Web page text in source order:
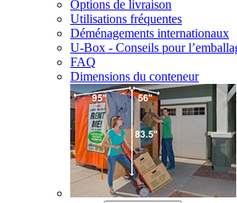
Options de livraison
Utilisations fréquentes
Déménagements internationaux
U-Box - Conseils pour
FAQ
Dimensions du conteneur